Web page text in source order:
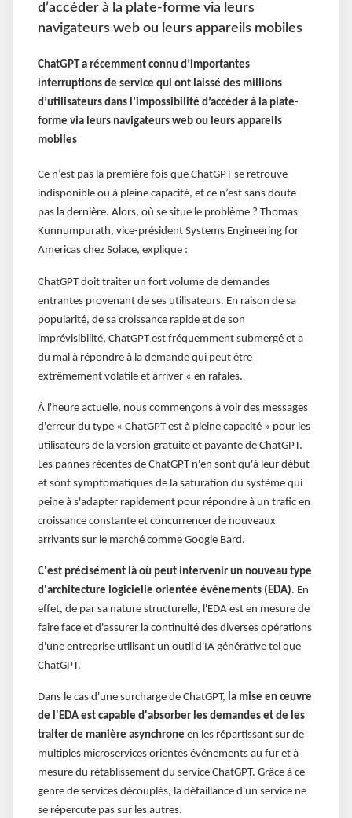
d’accéder à la plate-forme via leurs
navigateurs web ou leurs appareils mobiles
ChatGPT a récemment connu d’importantes
interruptions de service qui ont laissé des millions
d’utilisateurs dans l’impossibilité d’accéder à la plate-
forme via leurs navigateurs web ou leurs appareils
mobiles
Ce n’est pas la première fois que ChatGPT se retrouve
indisponible ou à pleine capacité, et ce n’est sans doute
pas la dernière. Alors, où se situe le problème ? Thomas
Kunnumpurath, vice-président Systems Engineering for
Americas chez Solace, explique :
ChatGPT doit traiter un fort volume de demandes
entrantes provenant de ses utilisateurs. En raison de sa
popularité, de sa croissance rapide et de son
imprévisibilité, ChatGPT est fréquemment submergé et a
du mal à répondre à la demande qui peut être
extrêmement volatile et arriver « en rafales.
À l'heure actuelle, nous commençons à voir des messages
d'erreur du type « ChatGPT est à pleine capacité » pour les
utilisateurs de la version gratuite et payante de ChatGPT.
Les pannes récentes de ChatGPT n'en sont qu'à leur début
et sont symptomatiques de la saturation du système qui
peine à s'adapter rapidement pour répondre à un trafic en
croissance constante et concurrencer de nouveaux
arrivants sur le marché comme Google Bard.
C'est précisément là où peut intervenir un nouveau type
d'architecture logicielle orientée événements (EDA). En
effet, de par sa nature structurelle, l'EDA est en mesure de
faire face et d'assurer la continuité des diverses opérations
d'une entreprise utilisant un outil d'IA générative tel que
ChatGPT.
Dans le cas d'une surcharge de ChatGPT, la mise en œuvre
de l'EDA est capable d'absorber les demandes et de les
traiter de manière asynchrone en les répartissant sur de
multiples microservices orientés événements au fur et à
mesure du rétablissement du service ChatGPT. Grâce à ce
genre de services découplés, la défaillance d'un service ne
se répercute pas sur les autres.